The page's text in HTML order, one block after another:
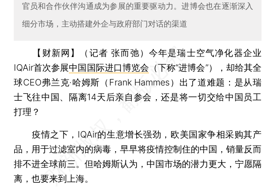
官员和合作伙伴沟通成为参展的重要驱动力。进博会也在逐渐深入
细分市场，主动搭建外企与政府部门对话的渠道
【财新网】（记者 张而弛） 今年是瑞士空气净化器企业
IQAir首次参展中国国际进口博览会 （下称“进博会”），却给其全
球CEO弗兰克·哈姆斯（Frank Hammes）出了道难题：是从瑞
士飞往中国、隔离14天后亲自参会，还是将一切交给中国员工
打理？
疫情之下，IQAir的生意增长强劲，欧美国家争相采购其产
品，用于过滤室内的病毒，早早将疫情控制住的中国，销量反而
排不进全球前三。但哈姆斯认为，中国市场的潜力更大，宁愿隔
离，也要来到上海。